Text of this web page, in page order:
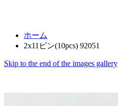
ホーム
2x11ピン(10pcs) 92051
Skip to the end of the images gallery